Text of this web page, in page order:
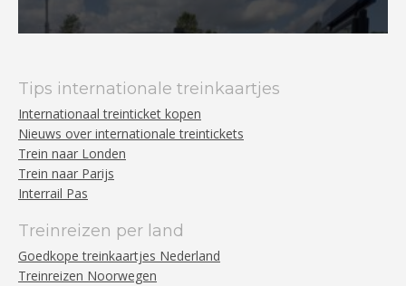
Tips internationale treinkaartjes
Internationaal treinticket kopen
Nieuws over internationale treintickets
Trein naar Londen
Trein naar Parijs
Interrail Pas
Treinreizen per land
Goedkope treinkaartjes Nederland
Treinreizen Noorwegen